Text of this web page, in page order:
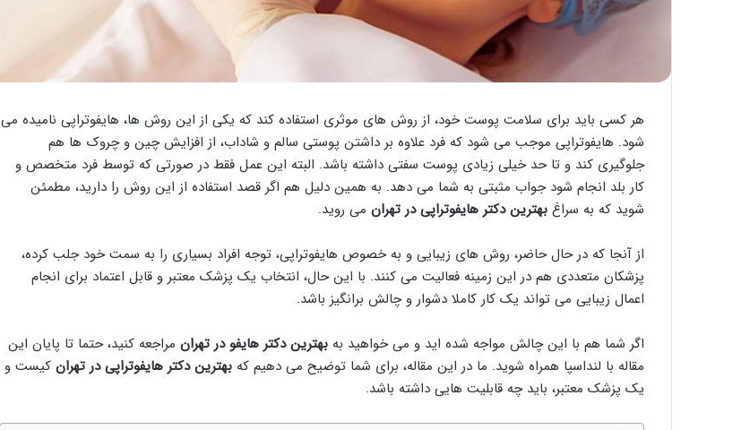
هر کسی باید برای سلامت پوست خود، از روش های موثری استفاده کند که یکی از این روش ها، هایفوتراپی نامیده می
شود. هایفوتراپی موجب می شود که فرد علاوه بر داشتن پوستی سالم و شاداب، از افزایش چین و چروک ها هم
جلوگیری کند و تا حد خیلی زیادی پوست سفتی داشته باشد. البته این عمل فقط در صورتی که توسط فرد متخصص و
کار بلد انجام شود جواب مثبتی به شما می دهد. به همین دلیل هم اگر قصد استفاده از این روش را دارید، مطمئن
شوید که به سراغ بهترین دکتر هایفوتراپی در تهران می روید.
از آنجا که در حال حاضر، روش های زیبایی و به خصوص هایفوتراپی، توجه افراد بسیاری را به سمت خود جلب کرده،
پزشکان متعددی هم در این زمینه فعالیت می کنند. با این حال، انتخاب یک پزشک معتبر و قابل اعتماد برای انجام
اعمال زیبایی می تواند یک کار کاملا دشوار و چالش برانگیز باشد.
اگر شما هم با این چالش مواجه شده اید و می خواهید به بهترین دکتر هایفو در تهران مراجعه کنید، حتما تا پایان این
مقاله با لنداسپا همراه شوید. ما در این مقاله، برای شما توضیح می دهیم که بهترین دکتر هایفوتراپی در تهران کیست و
یک پزشک معتبر، باید چه قابلیت هایی داشته باشد.